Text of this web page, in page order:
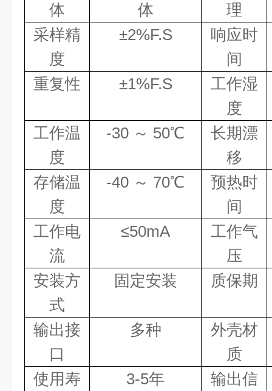
体
体
理
采样精
度
±2%F.S
响应时
间
重复性
±1%F.S
工作湿
度
工作温
度
-30 ～ 50℃
长期漂
移
存储温
度
-40 ～ 70℃
预热时
间
工作电
流
≤50mA
工作气
压
安装方
式
固定安装 质保期
输出接
口
多种
外壳材
质
使用寿
3-5年 输出信